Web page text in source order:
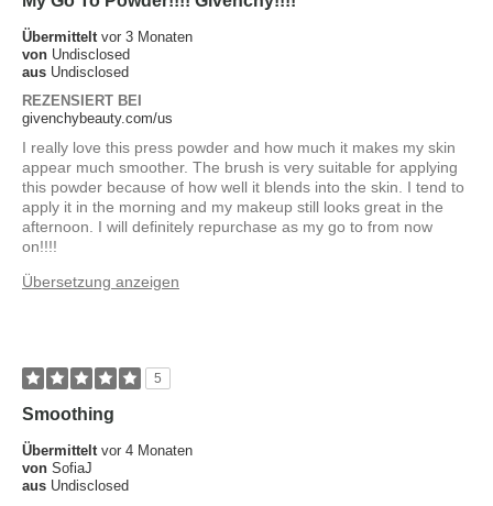
Übermittelt vor 3 Monaten
von Undisclosed
aus Undisclosed
REZENSIERT BEI
givenchybeauty.com/us
I really love this press powder and how much it makes my skin
appear much smoother. The brush is very suitable for applying
this powder because of how well it blends into the skin. I tend to
apply it in the morning and my makeup still looks great in the
afternoon. I will definitely repurchase as my go to from now
on!!!!
Übersetzung anzeigen
5
Smoothing
Übermittelt vor 4 Monaten
von SofiaJ
aus Undisclosed